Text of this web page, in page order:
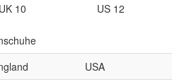
UK 10 US 12
USA